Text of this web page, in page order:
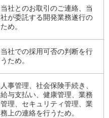
当社とのお取引のご連絡、当
社が委託する開発業務遂行の
ため。
当社での採用可否の判断を行
うため。
人事管理、社会保険手続き、
給与支払い、健康管理、業務
管理、セキュリティ管理、業
務上の連絡を行うため。